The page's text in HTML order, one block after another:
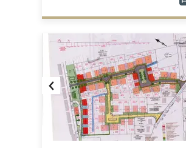
Previous